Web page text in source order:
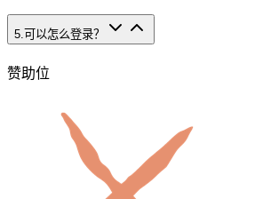
5. 可以怎么登录？
赞助位